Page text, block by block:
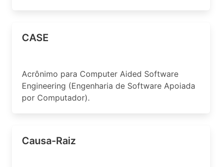
CASE
Acrônimo para Computer Aided Software
Engineering (Engenharia de Software Apoiada
por Computador).
Causa-Raiz